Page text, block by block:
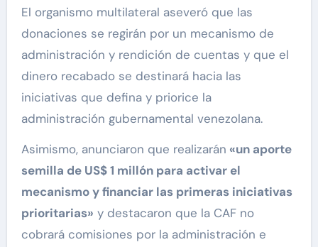
El organismo multilateral aseveró que las
donaciones se regirán por un mecanismo de
administración y rendición de cuentas y que el
dinero recabado se destinará hacia las
iniciativas que defina y priorice la
administración gubernamental venezolana.
Asimismo, anunciaron que realizarán «un aporte
semilla de US$ 1 millón para activar el
mecanismo y financiar las primeras iniciativas
prioritarias» y destacaron que la CAF no
cobrará comisiones por la administración e